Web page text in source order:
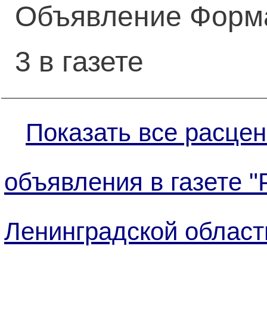
Объявление
3 в газете
Показать все
объявления в газете
Ленинградской